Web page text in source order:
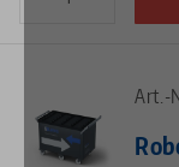
Art.-